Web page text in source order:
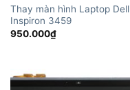
Thay màn hình Laptop Dell
Inspiron 3459
950.000₫